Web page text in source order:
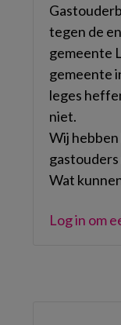
tegen de
gemeente
gemeente
leges
niet.
Wij
Wat
Log in om